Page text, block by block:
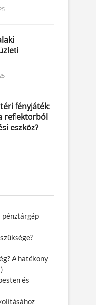
fényjáték:
reflektorból
eszköz?
pénztárgép
A hatékony
és